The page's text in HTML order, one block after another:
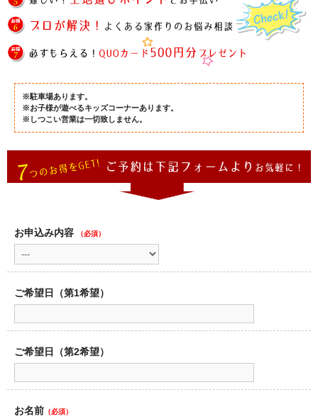
※駐車場あります。
※お子様が遊べるキッズコーナーあります。
※しつこい営業は一切致しません。
お申込み内容 （必須）
ご希望日（第1希望）
ご希望日（第2希望）
お名前 （必須）